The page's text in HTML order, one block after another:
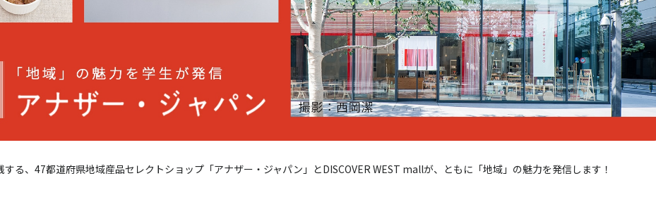
る、47都道府県地域産品セレクトショップ「アナザー・ジャパン」とDISCOVER WEST mallが、ともに「地域」の魅力を発信します！